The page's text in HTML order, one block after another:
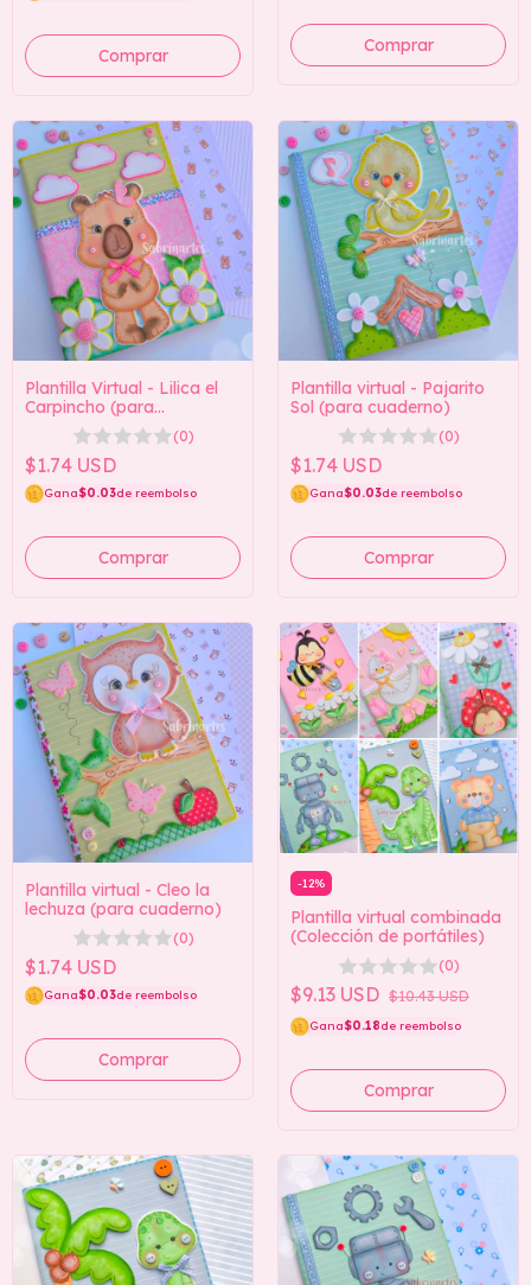
Plantilla Virtual - Lilica el
Carpincho (para
cuaderno)
(0)
$1.74 USD
Gana$0.03de reembolso
Plantilla virtual - Pajarito
Sol (para cuaderno)
(0)
$1.74 USD
Gana$0.03de reembolso
Plantilla virtual - Cleo la
lechuza (para cuaderno)
(0)
$1.74 USD
Gana$0.03de reembolso
-12%
Plantilla virtual combinada
(Colección de portátiles)
(0)
$9.13 USD $10.43 USD
Gana$0.18de reembolso